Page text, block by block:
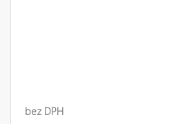
bez DPH